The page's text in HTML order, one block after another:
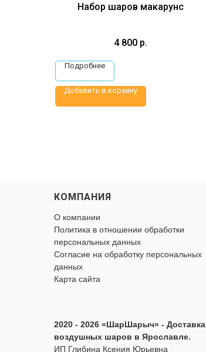
Набор шаров макарунс
4 800 р.
Подробнее
Добавить в корзину
КОМПАНИЯ
О компании
Политика в отношении обработки
персональных данных
Согласие на обработку персональных
данных
Карта сайта
2020 - 2026 «ШарШарыч» - Доставка
воздушных шаров в Ярославле.
ИП Глибина Ксения Юрьевна